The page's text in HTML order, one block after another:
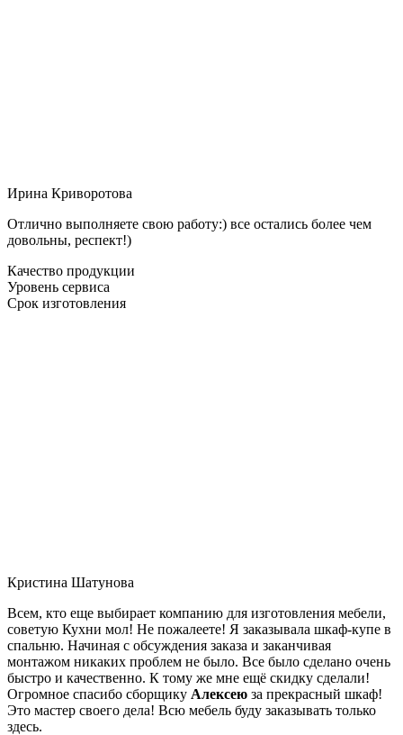
Ирина Криворотова
Отлично выполняете свою работу:) все остались более чем
довольны, респект!)
Качество продукции
Уровень сервиса
Срок изготовления
Кристина Шатунова
Всем, кто еще выбирает компанию для изготовления мебели,
советую Кухни мол! Не пожалеете! Я заказывала шкаф-купе в
спальню. Начиная с обсуждения заказа и заканчивая
монтажом никаких проблем не было. Все было сделано очень
быстро и качественно. К тому же мне ещё скидку сделали!
Огромное спасибо сборщику Алексею за прекрасный шкаф!
Это мастер своего дела! Всю мебель буду заказывать только
здесь.